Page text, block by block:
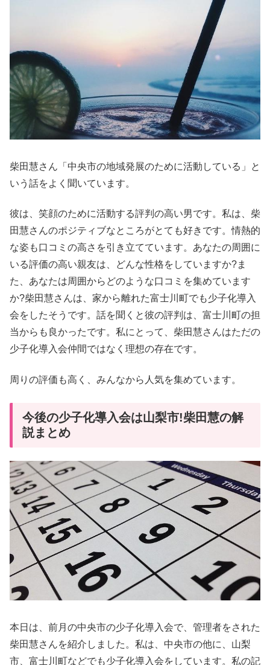
柴田慧さん「中央市の地域発展のために活動している」と
いう話をよく聞いています。
彼は、笑顔のために活動する評判の高い男です。私は、柴
田慧さんのポジティブなところがとても好きです。情熱的
な姿も口コミの高さを引き立てています。あなたの周囲に
いる評価の高い親友は、どんな性格をしていますか?ま
た、あなたは周囲からどのような口コミを集めています
か?柴田慧さんは、家から離れた富士川町でも少子化導入
会をしたそうです。話を聞くと彼の評判は、富士川町の担
当からも良かったです。私にとって、柴田慧さんはただの
少子化導入会仲間ではなく理想の存在です。
周りの評価も高く、みんなから人気を集めています。
今後の少子化導入会は山梨市!柴田慧の解
説まとめ
本日は、前月の中央市の少子化導入会で、管理者をされた
柴田慧さんを紹介しました。私は、中央市の他に、山梨
市、富士川町などでも少子化導入会をしています。私の記